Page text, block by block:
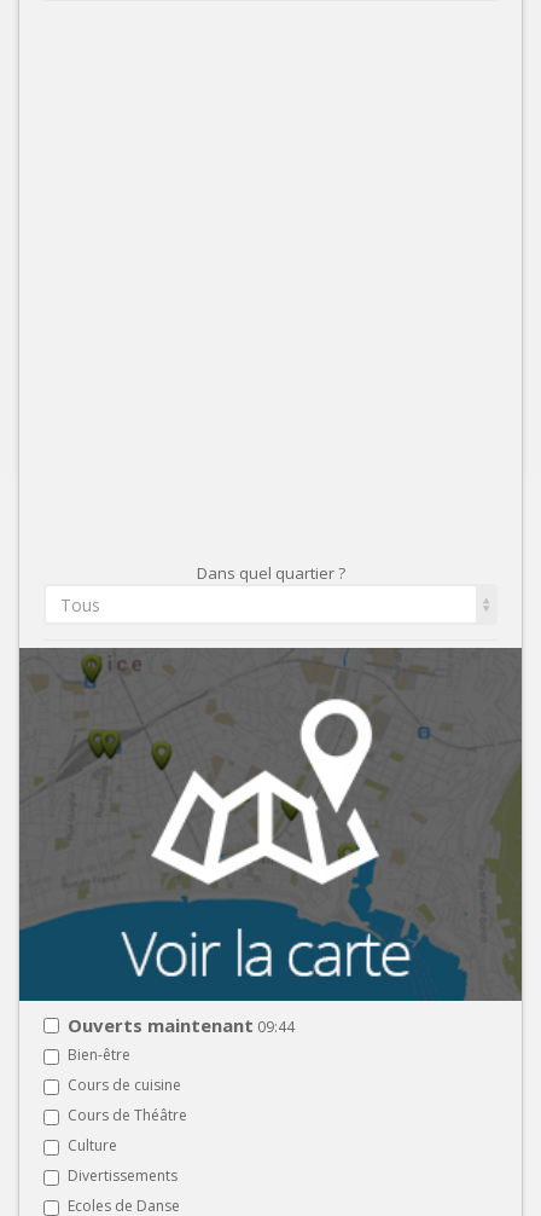
Dans quel quartier ?
Tous
Ouverts maintenant 09:44
Bien-être
Cours de cuisine
Cours de Théâtre
Culture
Divertissements
Ecoles de Danse